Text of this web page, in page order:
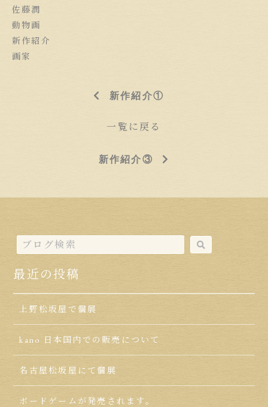
佐藤潤
動物画
新作紹介
画家
新作紹介①
一覧に戻る
新作紹介③
最近の投稿
上野松坂屋で個展
kano 日本国内での販売について
名古屋松坂屋にて個展
ボードゲームが発売されます。